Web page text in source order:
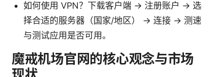
如何使用 VPN？下载客户端 → 注册账户 → 选
择合适的服务器（国家/地区） → 连接 → 测速
与测试应用是否可用。
魔戒机场官网的核心观念与市场